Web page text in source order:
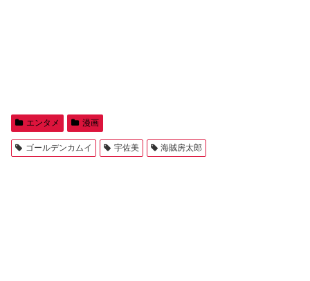
エンタメ 漫画
ゴールデンカムイ 宇佐美 海賊房太郎